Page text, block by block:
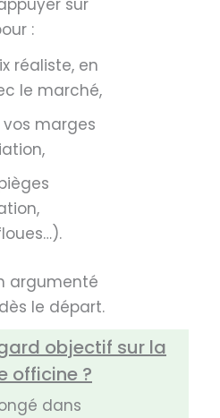
sur
:
réaliste, en
le marché,
marges
argumenté
le départ.
objectif sur la
officine ?
dans